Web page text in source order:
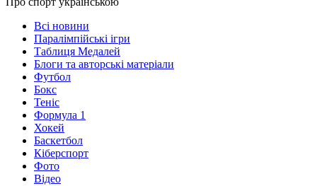
Всі новини
Паралімпійські ігри
Таблиця Медалей
Блоги та авторські матеріали
Футбол
Бокс
Теніс
Формула 1
Хокей
Баскетбол
Кіберспорт
Фото
Відео